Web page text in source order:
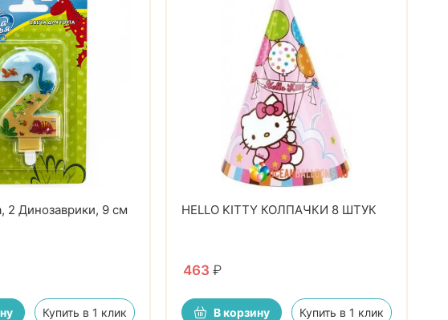
2 Динозаврики, 9 см
Купить в 1 клик
HELLO KITTY КОЛПАЧКИ 8 ШТУК
463 ₽
В корзину Купить в 1 клик